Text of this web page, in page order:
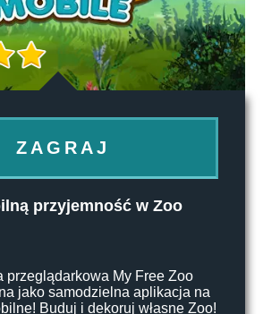
ZAGRAJ
przyjemność w Zoo
przeglądarkowa My Free Zoo
jako samodzielna aplikacja na
Buduj i dekoruj własne Zoo!